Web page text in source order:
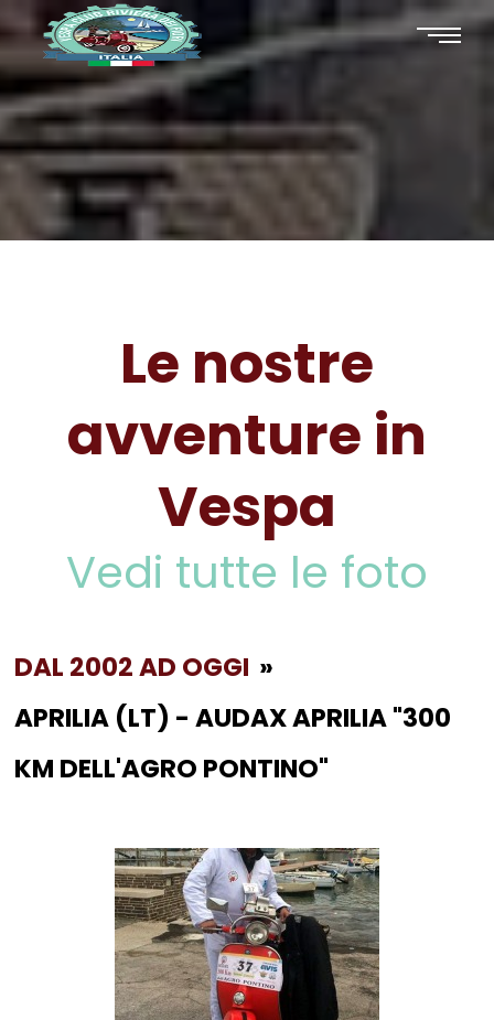
Le nostre
avventure in
Vespa
Vedi tutte le foto
DAL 2002 AD OGGI »
APRILIA (LT) - AUDAX APRILIA "300
KM DELL'AGRO PONTINO"